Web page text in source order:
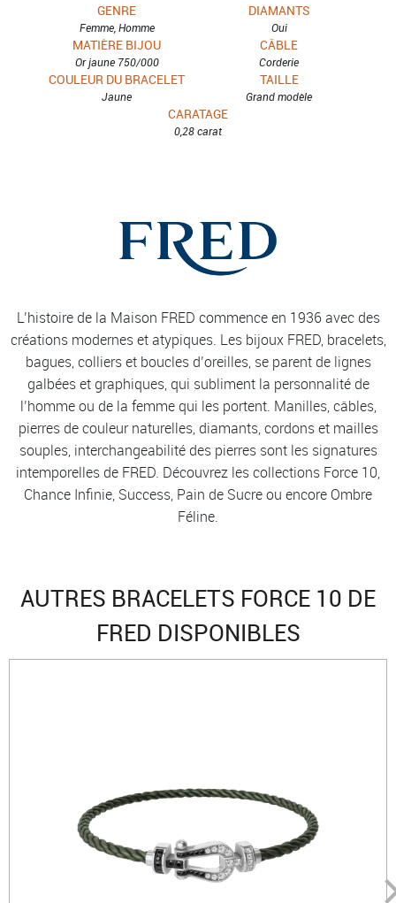
GENRE
Femme, Homme
DIAMANTS
Oui
MATIÈRE BIJOU
Or jaune 750/000
CÂBLE
Corderie
COULEUR DU BRACELET
Jaune
TAILLE
Grand modèle
CARATAGE
0,28 carat
L’histoire de la Maison FRED commence en 1936 avec des
créations modernes et atypiques. Les bijoux FRED, bracelets,
bagues, colliers et boucles d’oreilles, se parent de lignes
galbées et graphiques, qui subliment la personnalité de
l’homme ou de la femme qui les portent. Manilles, câbles,
pierres de couleur naturelles, diamants, cordons et mailles
souples, interchangeabilité des pierres sont les signatures
intemporelles de FRED. Découvrez les collections Force 10,
Chance Infinie, Success, Pain de Sucre ou encore Ombre
Féline.
AUTRES BRACELETS FORCE 10 DE
FRED DISPONIBLES